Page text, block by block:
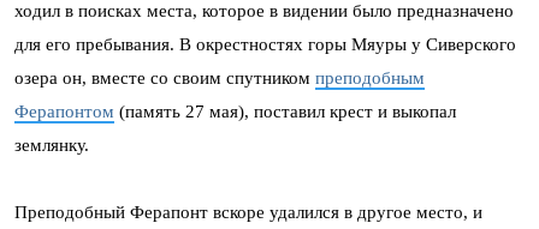
ходил в поисках места, которое в видении было предназначено
для его пребывания. В окрестностях горы Мяуры у Сиверского
озера он, вместе со своим спутником преподобным
Ферапонтом (память 27 мая), поставил крест и выкопал
землянку.
Преподобный Ферапонт вскоре удалился в другое место, и